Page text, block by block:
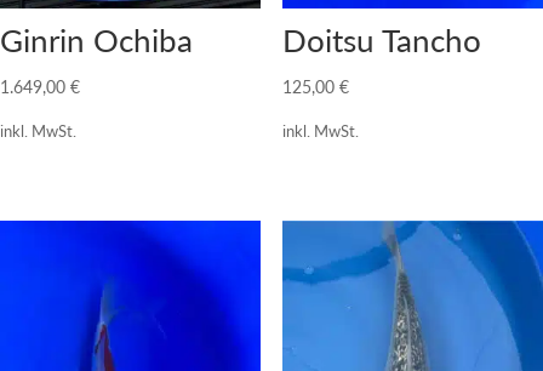
Ginrin Ochiba
1.649,00 €
inkl. MwSt.
Doitsu Tancho
125,00 €
inkl. MwSt.